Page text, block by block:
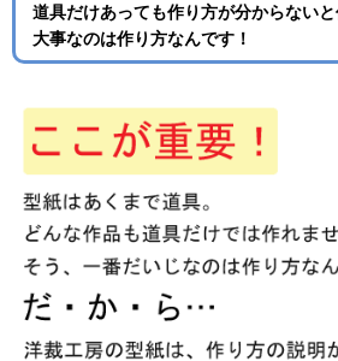
道具だけあっても作り方が分からない
大事なのは作り方なんです！